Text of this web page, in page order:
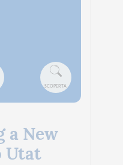
SCOPERTA
a New
Utat